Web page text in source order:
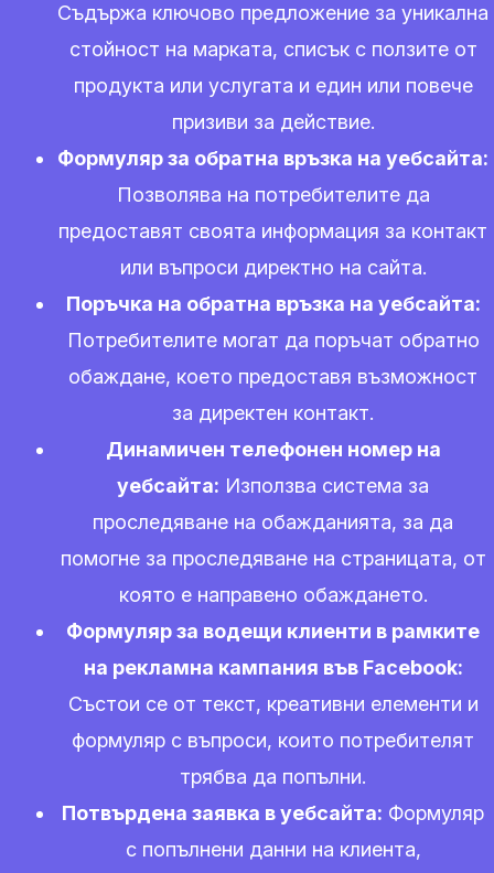
Съдържа ключово предложение за уникална
стойност на марката, списък с ползите от
продукта или услугата и един или повече
призиви за действие.
Формуляр за обратна връзка на уебсайта:
Позволява на потребителите да
предоставят своята информация за контакт
или въпроси директно на сайта.
Поръчка на обратна връзка на уебсайта:
Потребителите могат да поръчат обратно
обаждане, което предоставя възможност
за директен контакт.
Динамичен телефонен номер на
уебсайта: Използва система за
проследяване на обажданията, за да
помогне за проследяване на страницата, от
която е направено обаждането.
Формуляр за водещи клиенти в рамките
на рекламна кампания във Facebook:
Състои се от текст, креативни елементи и
формуляр с въпроси, които потребителят
трябва да попълни.
Потвърдена заявка в уебсайта: Формуляр
с попълнени данни на клиента,